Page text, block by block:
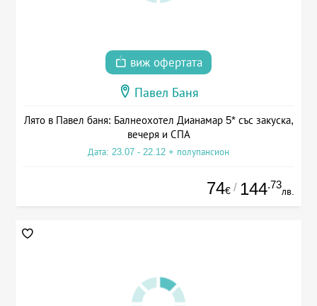
виж офертата
Павел Баня
Лято в Павел баня: Балнеохотел Дианамар 5* със закуска,
вечеря и СПА
Дата: 23.07 - 22.12 + полупансион
74€ / 144.73
лв.